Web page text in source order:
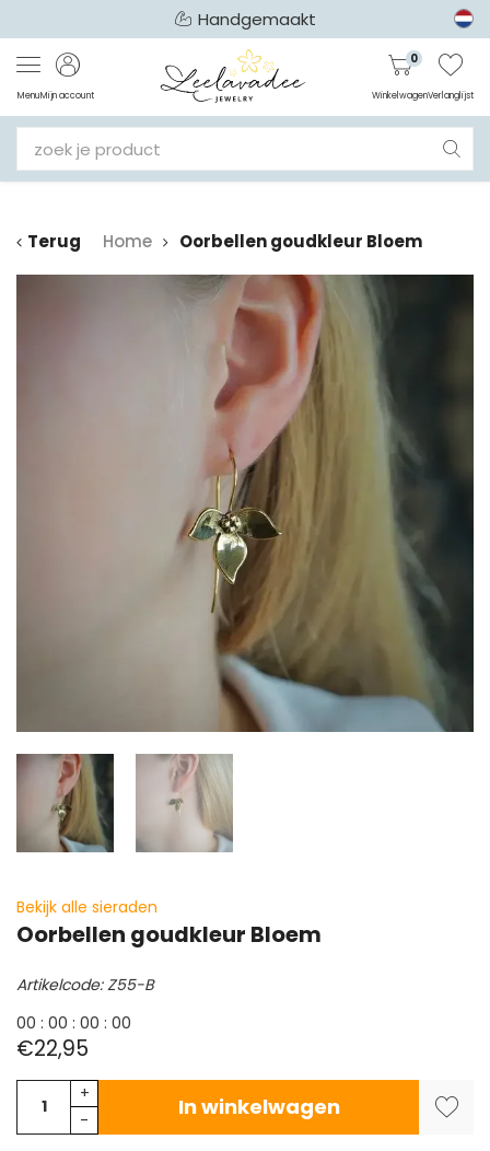
Handgemaakt
MenuMijn account
0
WinkelwagenVerlanglijst
Terug Home Oorbellen goudkleur Bloem
Bekijk alle sieraden
Oorbellen goudkleur Bloem
Artikelcode: Z55-B
00 : 00 : 00 : 00
€22,95
+
-
In winkelwagen